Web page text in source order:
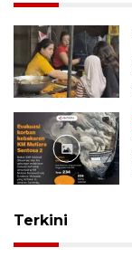
Terkini